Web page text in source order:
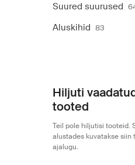
Suured suurused
Aluskihid 83
Hiljuti
tooted
Teil pole hiljutisi tooteid.
alustades kuvatakse siin
ajalugu.